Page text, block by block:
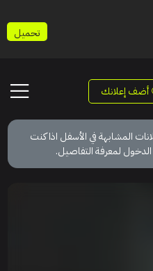
أضف إعلانك
المشابهة في الأسفل اذا كنت
لمعرفة التفاصيل.
تحميل